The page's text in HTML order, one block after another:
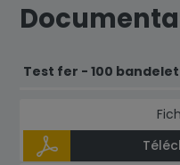
Test fer - 100